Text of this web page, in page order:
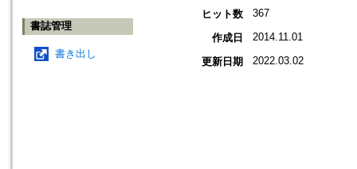
書誌管理
書き出し
ヒット数
367
作成日 2014.11.01
更新日期 2022.03.02